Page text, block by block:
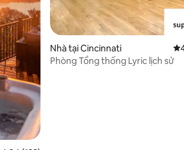
Nhà tại Cincinnati
Phòng Tổng thống Lyric lịch sử